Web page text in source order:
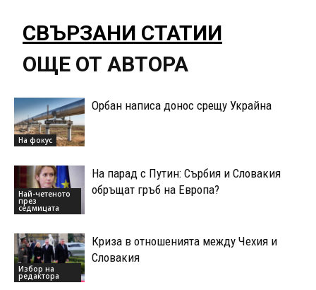
СВЪРЗАНИ СТАТИИ
ОЩЕ ОТ АВТОРА
На фокус
Орбан написа донос срещу Украйна
Най-четеното
през
седмицата
На парад с Путин: Сърбия и Словакия
обръщат гръб на Европа?
Избор на
редактора
Криза в отношенията между Чехия и
Словакия